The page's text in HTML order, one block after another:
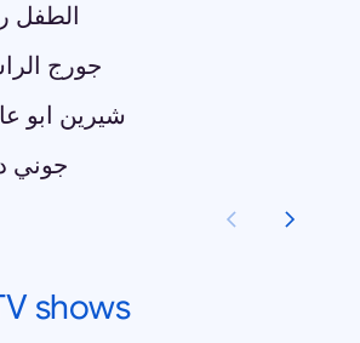
الطفل
جورج
شيرين ابو
جوني
shows